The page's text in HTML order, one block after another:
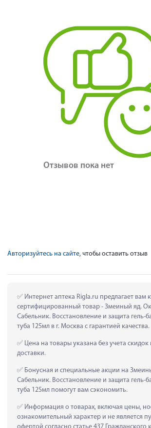
Отзывов пока нет
Авторизуйтесь на сайте, чтобы оставить отзыв
Интернет аптека Rigla.ru предлагает вам
сертифицированный товар - Змеиный яд.
Сабельник. Восстановление и защита гель-
туба 125мл в г. Москва с гарантией качества.
Цена на товары указана без учета скидок
доставки.
Бонусная и специальные акции на
Сабельник. Восстановление и защита гель-
туба 125мл помогут вам сэкономить.
Информация о товарах, включая цены,
ознакомительный характер и не является